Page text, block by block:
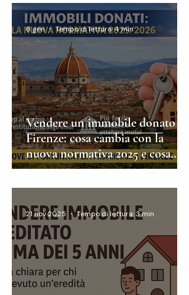
Vendere un immobile donato a
Firenze: cosa cambia con la
nuova normativa 2025 e cosa
devi sapere prima di procedere
8 gen Tempo di lettura: 4 min
21 nov 2025 Tempo di lettura: 3 min